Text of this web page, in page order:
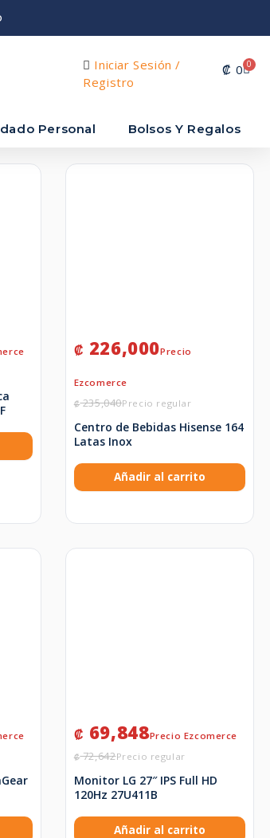
Iniciar Sesión /
Registro
₡ 0 0
Personal Bolsos Y Regalos
₡235,040
₡ 226,000
Centro de Bebidas Hisense 164
Latas Inox
Añadir al carrito
₡72,642
₡ 69,848
Monitor LG 27″ IPS Full HD
120Hz 27U411B
Añadir al carrito